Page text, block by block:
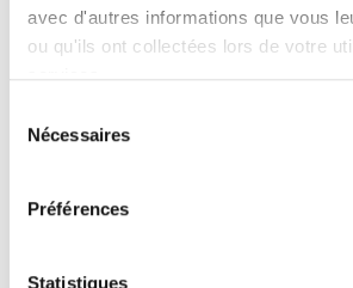
avec d'autres informations que vous
ou qu'ils ont collectées lors de votre
services.
Nécessaires
Préférences
Statistiques